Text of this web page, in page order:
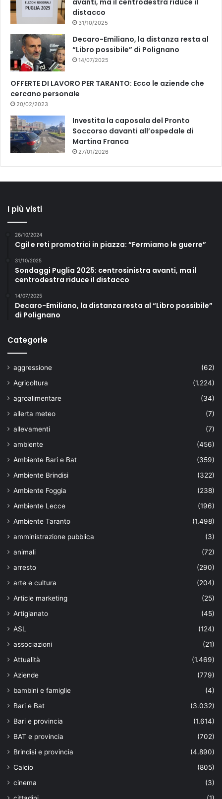
distacco
31/10/2025
Decaro-Emiliano, la distanza resta al
“Libro possibile” di Polignano
14/07/2025
OFFERTE DI LAVORO PER TARANTO: Ecco le aziende che
cercano personale
20/02/2023
Investita la caposala del Pronto
Soccorso davanti all’ospedale di
Martina Franca
27/01/2026
I più visti
26/10/2024
Cgil e reti promotrici in piazza: “Fermiamo le guerre”
31/10/2025
Sondaggi Puglia 2025: centrosinistra avanti, ma il
centrodestra riduce il distacco
14/07/2025
Decaro-Emiliano, la distanza resta al “Libro possibile”
di Polignano
Categorie
aggressione
(62)
Agricoltura
(1.224)
agroalimentare
(34)
allerta meteo
(7)
allevamenti
(7)
ambiente
(456)
Ambiente Bari e Bat
(359)
Ambiente Brindisi
(322)
Ambiente Foggia
(238)
Ambiente Lecce
(196)
Ambiente Taranto
(1.498)
amministrazione pubblica
(3)
animali
(72)
arresto
(290)
arte e cultura
(204)
Article marketing
(25)
Artigianato
(45)
ASL
(124)
associazioni
(21)
Attualità
(1.469)
Aziende
(779)
bambini e famiglie
(4)
Bari e Bat
(3.032)
Bari e provincia
(1.614)
BAT e provincia
(702)
Brindisi e provincia
(4.890)
Calcio
(805)
cinema
(3)